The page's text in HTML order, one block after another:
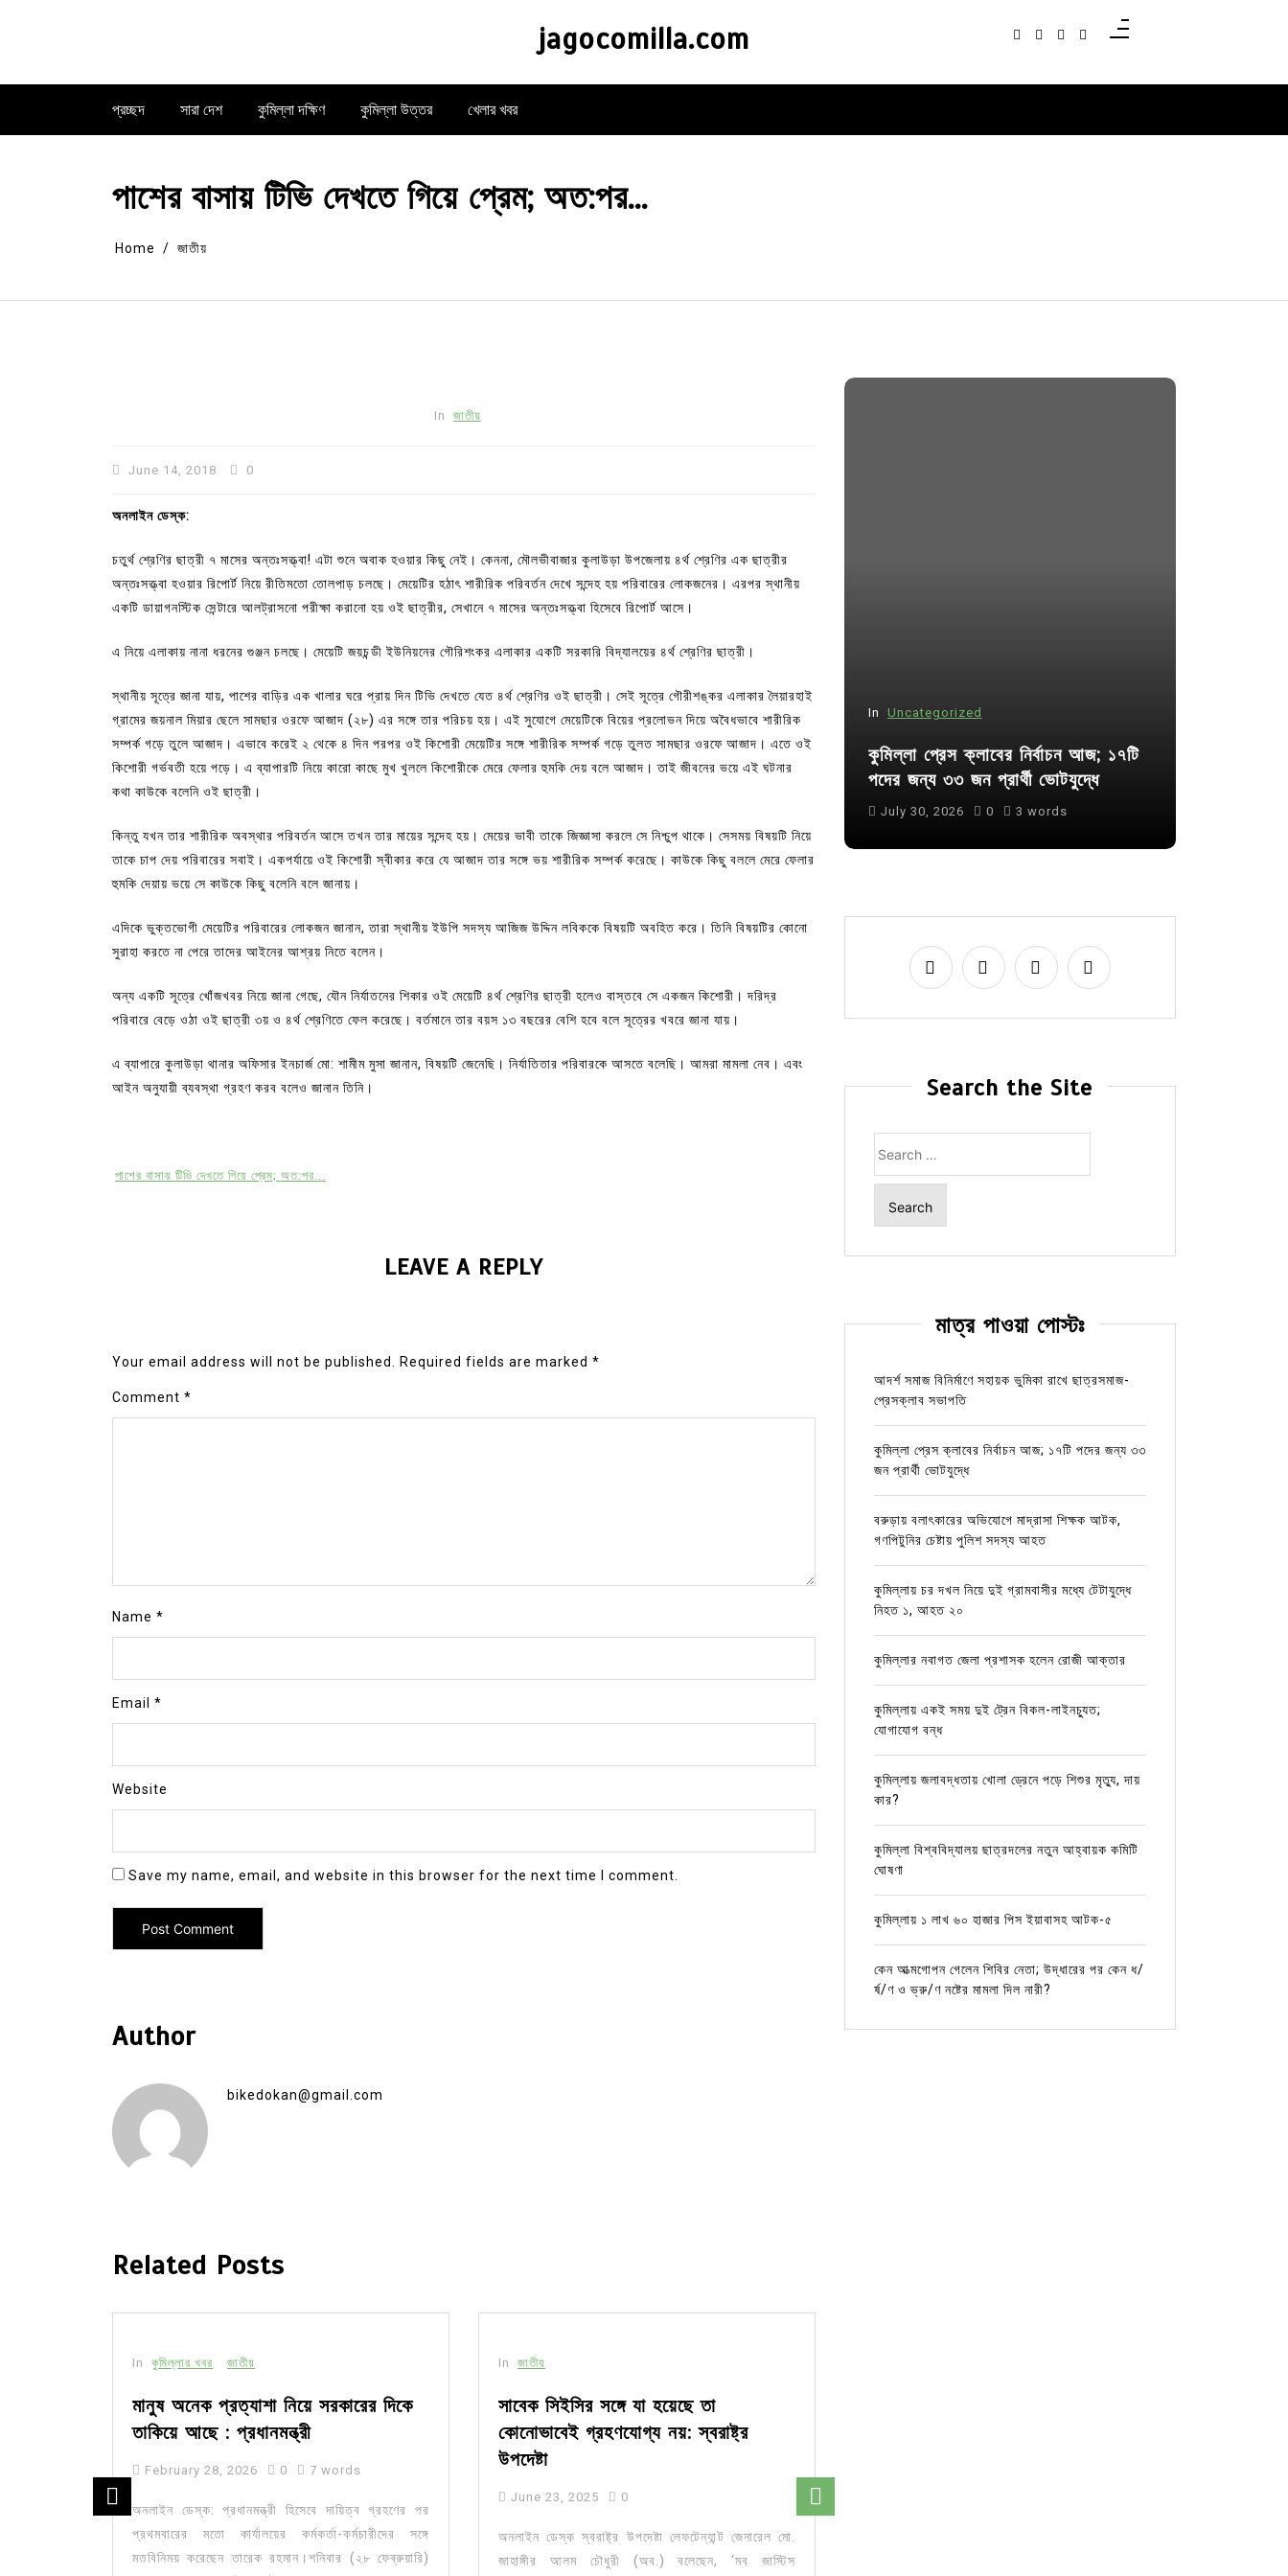
jagocomilla.com
প্রচ্ছদ সারা দেশ কুমিল্লা দক্ষিণ কুমিল্লা উত্তর খেলার খবর
পাশের বাসায় টিভি দেখতে গিয়ে প্রেম; অত:পর…
Home জাতীয়
In জাতীয়
June 14, 2018 0
অনলাইন ডেস্ক:
চতুর্থ শ্রেণির ছাত্রী ৭ মাসের অন্তঃসত্ত্বা! এটা শুনে অবাক হওয়ার কিছু নেই। কেননা, মৌলভীবাজার কুলাউড়া উপজেলায় ৪র্থ শ্রেণির এক ছাত্রীর
অন্তঃসত্ত্বা হওয়ার রিপোর্ট নিয়ে রীতিমতো তোলপাড় চলছে। মেয়েটির হঠাৎ শারীরিক পরিবর্তন দেখে সন্দেহ হয় পরিবারের লোকজনের। এরপর স্থানীয়
একটি ডায়াগনস্টিক সেন্টারে আলট্রাসনো পরীক্ষা করানো হয় ওই ছাত্রীর, সেখানে ৭ মাসের অন্তঃসত্ত্বা হিসেবে রিপোর্ট আসে।
এ নিয়ে এলাকায় নানা ধরনের গুঞ্জন চলছে। মেয়েটি জয়চন্ডী ইউনিয়নের গৌরিশংকর এলাকার একটি সরকারি বিদ্যালয়ের ৪র্থ শ্রেণির ছাত্রী।
স্থানীয় সূত্রে জানা যায়, পাশের বাড়ির এক খালার ঘরে প্রায় দিন টিভি দেখতে যেত ৪র্থ শ্রেণির ওই ছাত্রী। সেই সূত্রে গৌরীশঙ্কর এলাকার লৈয়ারহাই
গ্রামের জয়নাল মিয়ার ছেলে সামছার ওরফে আজাদ (২৮) এর সঙ্গে তার পরিচয় হয়। এই সুযোগে মেয়েটিকে বিয়ের প্রলোভন দিয়ে অবৈধভাবে শারীরিক
সম্পর্ক গড়ে তুলে আজাদ। এভাবে করেই ২ থেকে ৪ দিন পরপর ওই কিশোরী মেয়েটির সঙ্গে শারীরিক সম্পর্ক গড়ে তুলত সামছার ওরফে আজাদ। এতে ওই
কিশোরী গর্ভবতী হয়ে পড়ে। এ ব্যাপারটি নিয়ে কারো কাছে মুখ খুললে কিশোরীকে মেরে ফেলার হুমকি দেয় বলে আজাদ। তাই জীবনের ভয়ে এই ঘটনার
কথা কাউকে বলেনি ওই ছাত্রী।
কিন্তু যখন তার শারীরিক অবস্থার পরিবর্তন আসে তখন তার মায়ের সন্দেহ হয়। মেয়ের ভাবী তাকে জিজ্ঞাসা করলে সে নিশ্চুপ থাকে। সেসময় বিষয়টি নিয়ে
তাকে চাপ দেয় পরিবারের সবাই। একপর্যায়ে ওই কিশোরী স্বীকার করে যে আজাদ তার সঙ্গে ভয় শারীরিক সম্পর্ক করেছে। কাউকে কিছু বললে মেরে ফেলার
হুমকি দেয়ায় ভয়ে সে কাউকে কিছু বলেনি বলে জানায়।
এদিকে ভুক্তভোগী মেয়েটির পরিবারের লোকজন জানান, তারা স্থানীয় ইউপি সদস্য আজিজ উদ্দিন লবিককে বিষয়টি অবহিত করে। তিনি বিষয়টির কোনো
সুরাহা করতে না পেরে তাদের আইনের আশ্রয় নিতে বলেন।
অন্য একটি সূত্রে খোঁজখবর নিয়ে জানা গেছে, যৌন নির্যাতনের শিকার ওই মেয়েটি ৪র্থ শ্রেণির ছাত্রী হলেও বাস্তবে সে একজন কিশোরী। দরিদ্র
পরিবারে বেড়ে ওঠা ওই ছাত্রী ৩য় ও ৪র্থ শ্রেণিতে ফেল করেছে। বর্তমানে তার বয়স ১৩ বছরের বেশি হবে বলে সূত্রের খবরে জানা যায়।
এ ব্যাপারে কুলাউড়া থানার অফিসার ইনচার্জ মো: শামীম মুসা জানান, বিষয়টি জেনেছি। নির্যাতিতার পরিবারকে আসতে বলেছি। আমরা মামলা নেব। এবং
আইন অনুযায়ী ব্যবস্থা গ্রহণ করব বলেও জানান তিনি।
পাশের বাসায় টিভি দেখতে গিয়ে প্রেম; অত:পর...
LEAVE A REPLY
Your email address will not be published. Required fields are marked *
Comment *
Name *
Email *
Website
Save my name, email, and website in this browser for the next time I comment.
Author
bikedokan@gmail.com
Related Posts
In কুমিল্লার খবর জাতীয়
মানুষ অনেক প্রত্যাশা নিয়ে সরকারের দিকে
তাকিয়ে আছে : প্রধানমন্ত্রী
February 28, 2026 0 7 words
অনলাইন ডেস্ক: প্রধানমন্ত্রী হিসেবে দায়িত্ব গ্রহণের পর
প্রথমবারের মতো কার্যালয়ের কর্মকর্তা-কর্মচারীদের সঙ্গে
মতবিনিময় করেছেন তারেক রহমান।শনিবার (২৮ ফেব্রুয়ারি)
In জাতীয়
সাবেক সিইসির সঙ্গে যা হয়েছে তা
কোনোভাবেই গ্রহণযোগ্য নয়: স্বরাষ্ট্র
উপদেষ্টা
June 23, 2025 0
অনলাইন ডেস্ক স্বরাষ্ট্র উপদেষ্টা লেফটেন্যান্ট জেনারেল মো.
জাহাঙ্গীর আলম চৌধুরী (অব.) বলেছেন, ‘মব জাস্টিস
In Uncategorized
কুমিল্লা প্রেস ক্লাবের নির্বাচন আজ; ১৭টি
পদের জন্য ৩৩ জন প্রার্থী ভোটযুদ্ধে
In Uncategorized
আদর্শ সমাজ বিনির্মাণে সহায়ক ভুমিকা রাখে
ছাত্রসমাজ- প্রেসক্লাব সভাপতি
In Uncategorized
কুমিল্লা প্রেস ক্লাবের নির্বাচন আজ; ১৭টি
পদের জন্য ৩৩ জন প্রার্থী ভোটযুদ্ধে
July 30, 2026 0 3 words
Search the Site
for:
মাত্র পাওয়া পোস্টঃ
আদর্শ সমাজ বিনির্মাণে সহায়ক ভুমিকা রাখে ছাত্রসমাজ-
প্রেসক্লাব সভাপতি
কুমিল্লা প্রেস ক্লাবের নির্বাচন আজ; ১৭টি পদের জন্য ৩৩
জন প্রার্থী ভোটযুদ্ধে
বরুড়ায় বলাৎকারের অভিযোগে মাদ্রাসা শিক্ষক আটক,
গণপিটুনির চেষ্টায় পুলিশ সদস্য আহত
কুমিল্লায় চর দখল নিয়ে দুই গ্রামবাসীর মধ্যে টেটাযুদ্ধে
নিহত ১, আহত ২০
কুমিল্লার নবাগত জেলা প্রশাসক হলেন রোজী আক্তার
কুমিল্লায় একই সময় দুই ট্রেন বিকল-লাইনচ্যুত;
যোগাযোগ বন্ধ
কুমিল্লায় জলাবদ্ধতায় খোলা ড্রেনে পড়ে শিশুর মৃত্যু, দায়
কার?
কুমিল্লা বিশ্ববিদ্যালয় ছাত্রদলের নতুন আহ্বায়ক কমিটি
ঘোষণা
কুমিল্লায় ১ লাখ ৬০ হাজার পিস ইয়াবাসহ আটক-৫
কেন আত্মগোপন গেলেন শিবির নেতা; উদ্ধারের পর কেন ধ/
র্ষ/ণ ও ভ্রু/ণ নষ্টের মামলা দিল নারী?